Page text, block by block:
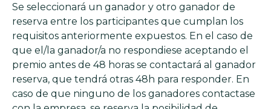
Se seleccionará un ganador y otro ganador de
reserva entre los participantes que cumplan los
requisitos anteriormente expuestos. En el caso de
que el/la ganador/a no respondiese aceptando el
premio antes de 48 horas se contactará al ganador
reserva, que tendrá otras 48h para responder. En
caso de que ninguno de los ganadores contactase